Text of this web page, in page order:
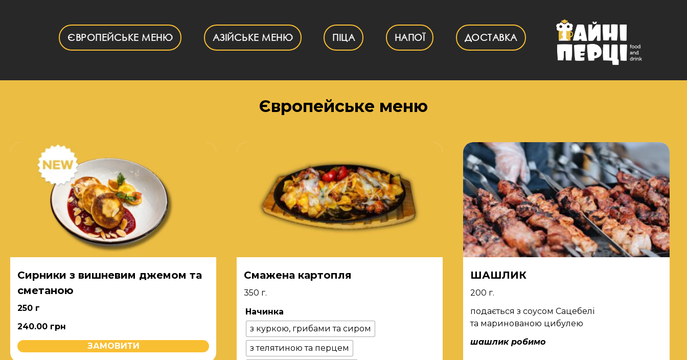
ЄВРОПЕЙСЬКЕ МЕНЮ АЗІЙСЬКЕ МЕНЮ ПІЦА НАПОЇ ДОСТАВКА
Європейське меню
Сирники з вишневим джемом та
сметаною
250 г
240.00 грн
ЗАМОВИТИ
Смажена картопля
350 г.
Начинка
з куркою, грибами та сиром
з телятиною та перцем
ШАШЛИК
200 г.
подається з соусом Сацебелі
та маринованою цибулею
шашлик робимо